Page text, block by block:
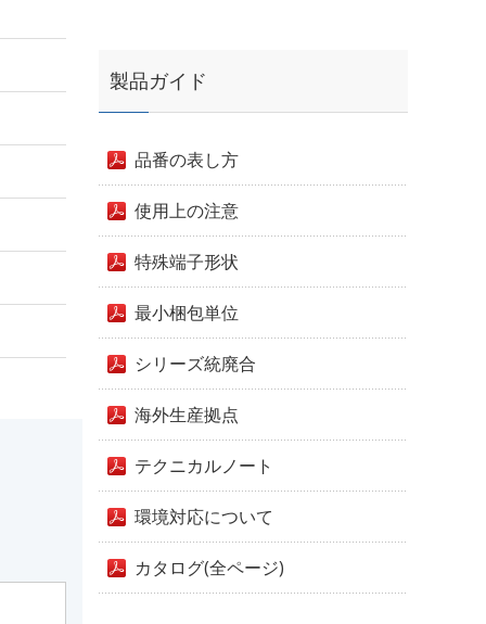
製品ガイド
品番の表し方
使用上の注意
特殊端子形状
最小梱包単位
シリーズ統廃合
海外生産拠点
テクニカルノート
環境対応について
カタログ(全ページ)